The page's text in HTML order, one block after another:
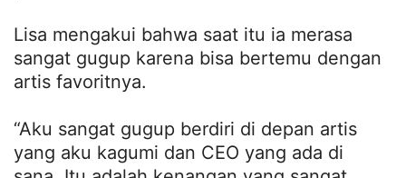
Lisa mengakui bahwa saat itu ia merasa
sangat gugup karena bisa bertemu dengan
artis favoritnya.
“Aku sangat gugup berdiri di depan artis
yang aku kagumi dan CEO yang ada di